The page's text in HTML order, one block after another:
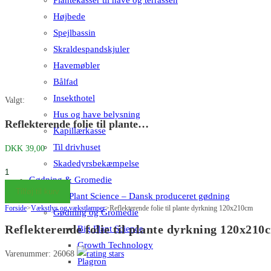
Højbede
Spejlbassin
Skraldespandskjuler
Havemøbler
Bålfad
Insekthotel
Hus og have belysning
Kapillærkasse
Til drivhuset
Skadedyrsbekæmpelse
Gødning & Gromedie
Big Plant Science – Dansk produceret gødning
Gødning og Gromedie
Big Plant Science
Growth Technology
Plagron
Valgt:
Reflekterende folie til plante…
DKK 39,00
Reflekterende
folie
til
dyrkning
Tilføj til kurv
Forside>Vækstlys og vækstlamper>Reflekterende folie til plante dyrkning 120x210cm
Reflekterende folie til plante dyrkning
Varenummer: 26068